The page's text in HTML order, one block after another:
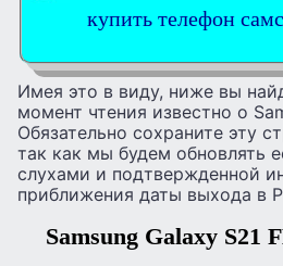
купить телефон
Имея это в виду, ниже вы
момент чтения известно о
Обязательно сохраните эту
так как мы будем обновлять
слухами и подтвержденной
приближения даты выхода в
Samsung Galaxy S21